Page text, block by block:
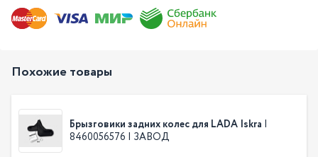
Похожие товары
Брызговики задних колес для LADA Iskra |
8460056576 | ЗАВОД